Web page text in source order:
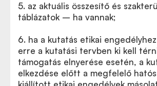
5. az aktuális összesítő és
táblázatok – ha vannak;
6. ha a kutatás etikai
erre a kutatási tervben ki kell
támogatás elnyerése esetén, a
elkezdése előtt a megfelelő